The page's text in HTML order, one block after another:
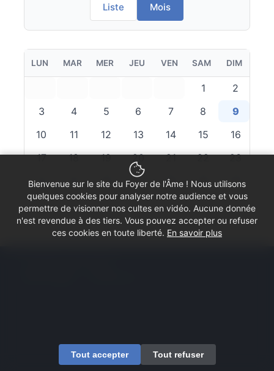
Liste Mois
LUN MAR MER JEU VEN SAM DIM
1
2
3
4 5 6 7 8
9
10
11 12 13 14 15
16
17
18 19 20 21 22
23
24
25 26 27 28 29
30
31
Bienvenue sur le site du Foyer de l'Âme ! Nous utilisons
quelques cookies pour analyser notre audience et vous
permettre de visionner nos cultes en vidéo. Aucune donnée
n'est revendue à des tiers. Vous pouvez accepter ou refuser
ces cookies en toute liberté. En savoir plus
Tout accepter Tout refuser